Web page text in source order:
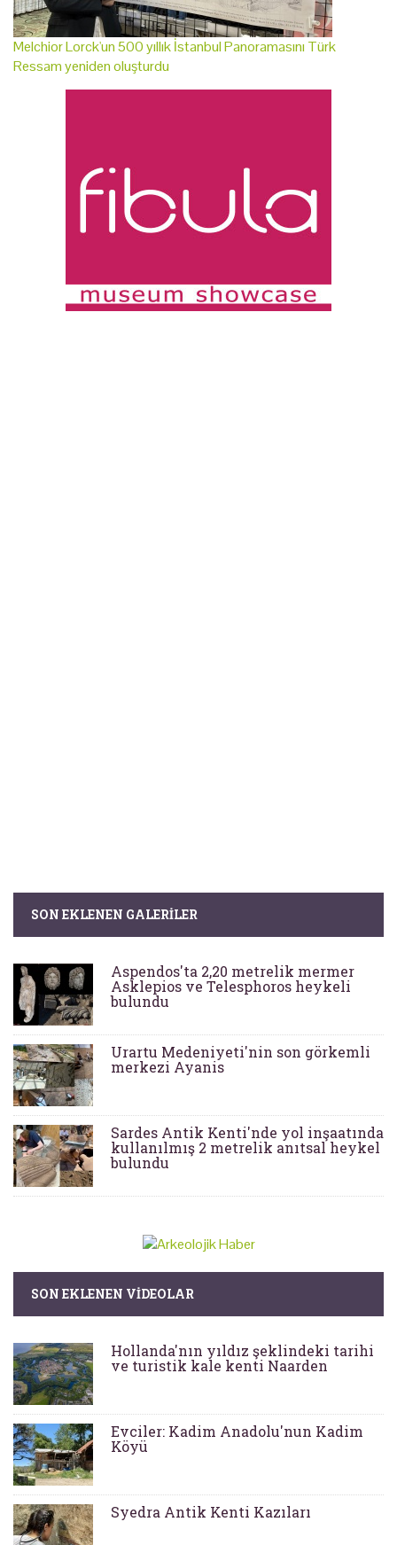
Melchior Lorck'un 500 yıllık İstanbul Panoramasını Türk
Ressam yeniden oluşturdu
SON EKLENEN GALERILER
Aspendos'ta 2,20 metrelik mermer
Asklepios ve Telesphoros heykeli
bulundu
Urartu Medeniyeti'nin son görkemli
merkezi Ayanis
Sardes Antik Kenti'nde yol inşaatında
kullanılmış 2 metrelik anıtsal heykel
bulundu
SON EKLENEN VIDEOLAR
Hollanda'nın yıldız şeklindeki tarihi
ve turistik kale kenti Naarden
Evciler: Kadim Anadolu'nun Kadim
Köyü
Syedra Antik Kenti Kazıları